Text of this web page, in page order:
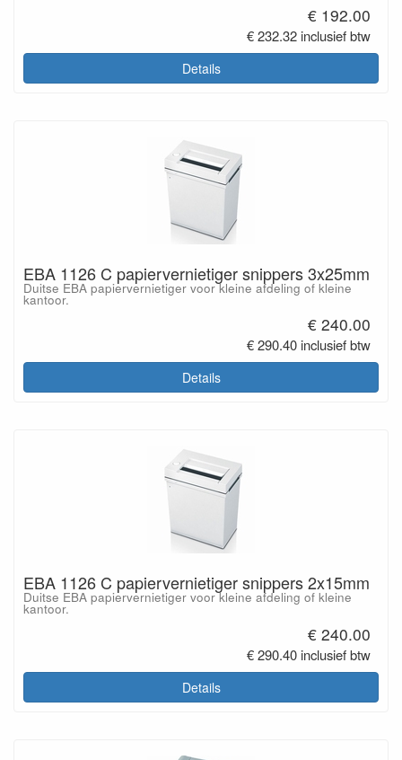
€ 192.00
€ 232.32 inclusief btw
Details
EBA 1126 C papiervernietiger snippers 3x25mm
Duitse EBA papiervernietiger voor kleine afdeling of kleine
kantoor.
€ 240.00
€ 290.40 inclusief btw
Details
EBA 1126 C papiervernietiger snippers 2x15mm
Duitse EBA papiervernietiger voor kleine afdeling of kleine
kantoor.
€ 240.00
€ 290.40 inclusief btw
Details